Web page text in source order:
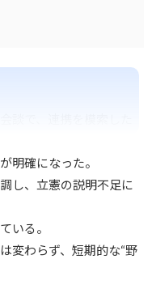
明確になった。
し、立憲の説明不足に
いる。
変わらず、短期的な“野